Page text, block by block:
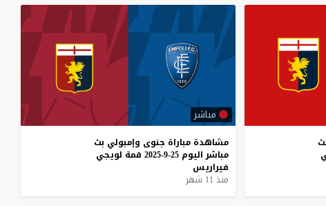
مباشر
مشاهدة مباراة جنوى وإمبولي بث
مباشر اليوم 25-9-2025 قمة لويجي
فيراريس
منذ 11 شهر